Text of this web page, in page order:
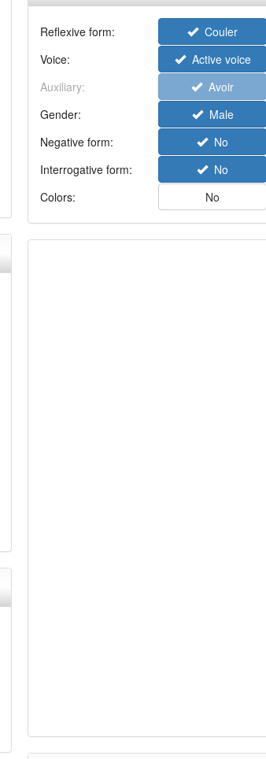
Reflexive form: Couler
Voice:
Active voice
Auxiliary:
Avoir
Gender:
Male
Negative form:
No
Interrogative form:
No
Colors:
No